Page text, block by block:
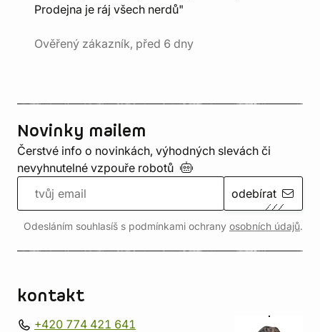
Prodejna je ráj všech nerdů"
Ověřený zákazník, před 6 dny
Novinky mailem
Čerstvé info o novinkách, výhodných slevách či
nevyhnutelné vzpouře robotů
odebírat
Odesláním souhlasíš s podmínkami ochrany osobních údajů.
kontakt
+420 774 421 641